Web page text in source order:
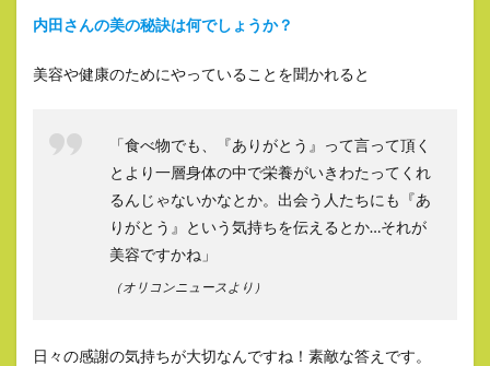
内田さんの美の秘訣は何でしょうか？
美容や健康のためにやっていることを聞かれると
「食べ物でも、『ありがとう』って言って頂く
とより一層身体の中で栄養がいきわたってくれ
るんじゃないかなとか。出会う人たちにも『あ
りがとう』という気持ちを伝えるとか…それが
美容ですかね」
（オリコンニュースより）
日々の感謝の気持ちが大切なんですね！素敵な答えです。